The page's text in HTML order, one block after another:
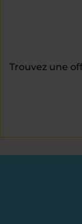
Trouvez une